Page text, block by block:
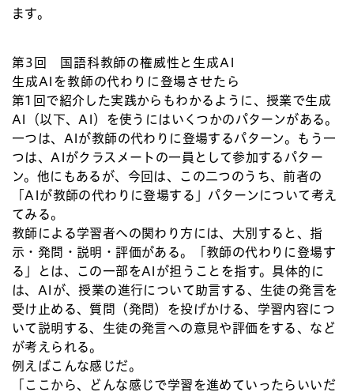
ます。
第3回 国語科教師の権威性と生成AI
生成AIを教師の代わりに登場させたら
第1回 で紹介した実践からもわかるように、授業で生成
AI（以下、AI）を使うにはいくつかのパターンがある。
一つは、AIが教師の代わりに登場するパターン。もう一
つは、AIがクラスメートの一員として参加するパター
ン。他にもあるが、今回は、この二つのうち、前者の
「AIが教師の代わりに登場する」パターンについて考え
てみる。
教師による学習者への関わり方には、大別すると、指
示・発問・説明・評価がある。「教師の代わりに登場す
る」とは、この一部をAIが担うことを指す。具体的に
は、AIが、授業の進行について助言する、生徒の発言を
受け止める、質問（発問）を投げかける、学習内容につ
いて説明する、生徒の発言への意見や評価をする、など
が考えられる。
例えばこんな感じだ。
「ここから、どんな感じで学習を進めていったらいいだ